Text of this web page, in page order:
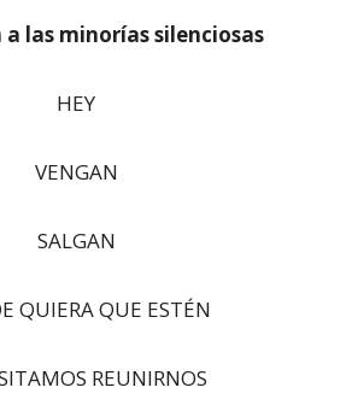
las minorías silenciosas
HEY
VENGAN
SALGAN
QUIERA QUE ESTÉN
REUNIRNOS